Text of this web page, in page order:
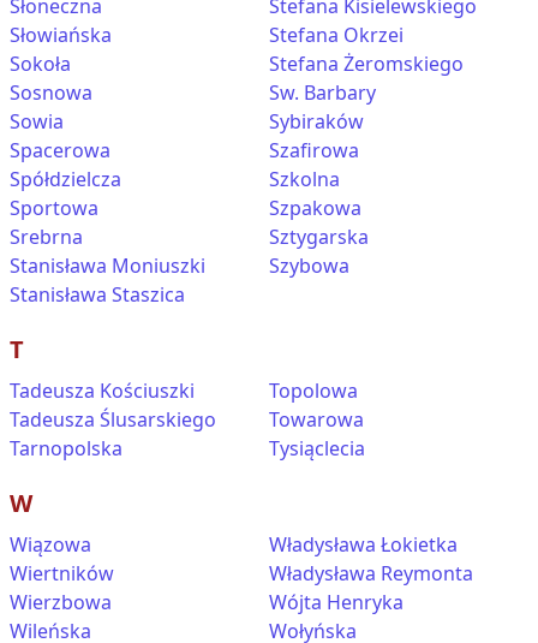
Słoneczna
Słowiańska
Sokoła
Sosnowa
Sowia
Spacerowa
Spółdzielcza
Sportowa
Srebrna
Stanisława Moniuszki
Stanisława Staszica
Stefana Kisielewskiego
Stefana Okrzei
Stefana Żeromskiego
Sw. Barbary
Sybiraków
Szafirowa
Szkolna
Szpakowa
Sztygarska
Szybowa
T
Tadeusza Kościuszki
Tadeusza Ślusarskiego
Tarnopolska
Topolowa
Towarowa
Tysiąclecia
W
Wiązowa
Wiertników
Wierzbowa
Wileńska
Władysława Łokietka
Władysława Reymonta
Wójta Henryka
Wołyńska